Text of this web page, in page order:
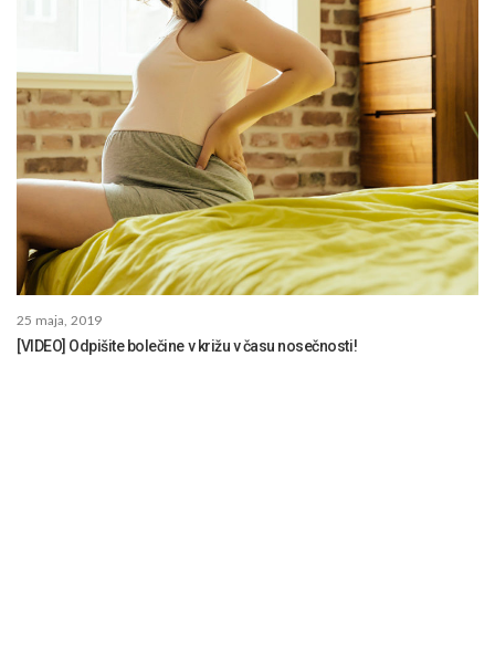
25 maja, 2019
[VIDEO] Odpišite bolečine v križu v času nosečnosti!